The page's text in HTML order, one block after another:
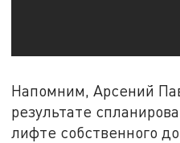
Напомним, Арсений
результате
лифте собственного